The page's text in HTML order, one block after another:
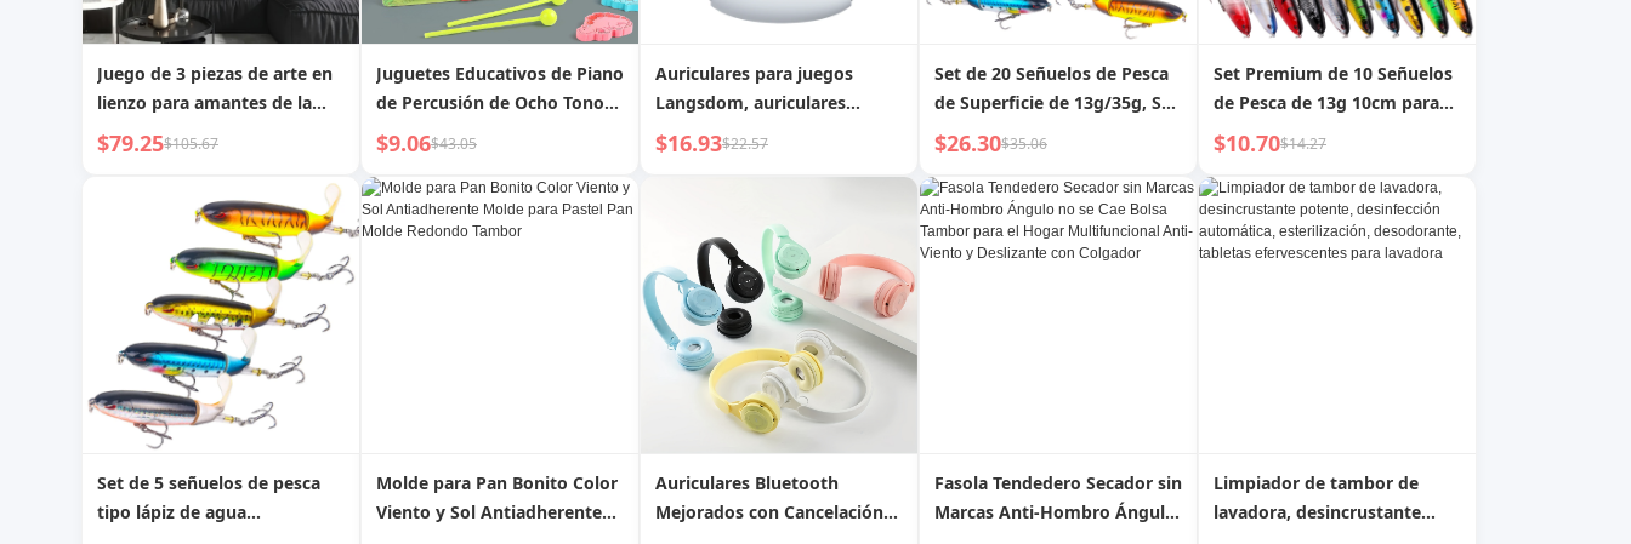
Juego de 3 piezas de arte en
lienzo para amantes de la
música - Pósreres abstractos
de guitarra, batería y
pared vintage para
dormitorio, sala de estar,
pasillo | Impresiones de alta
definición y resistentes a la
decoloración
$79.25$105.67
Juguetes Educativos de Piano
de Percusión de Ocho Tonos
para Niños de Madera
$9.06$43.05
Auriculares para juegos
Langsdom, auriculares
Bluetooth con micrófono,
graves, audio estéreo HiFi,
deportivos, LED
$16.93$22.57
Set de 20 Señuelos de Pesca
de Superficie de 13g/35g, Set
de 20 Señuelos Popper con
Ojos 3D, Señuelos Duros de
Plástico ABS para Lubina y
Lucio
$26.30$35.06
Set Premium de 10 Señuelos
de Pesca de 13g 10cm para
Lubina y Trucha con Cola de
Hélice, Anzuelos Duraderos y
Acción Realista para Agua
Dulce
$10.70$14.27
Set de 5 señuelos de pesca
tipo lápiz de agua
Molde para Pan Bonito Color
Viento y Sol Antiadherente
Auriculares Bluetooth
Mejorados con Cancelación
Fasola Tendedero Secador sin
Marcas Anti-Hombro Ángulo
Limpiador de tambor de
lavadora, desincrustante